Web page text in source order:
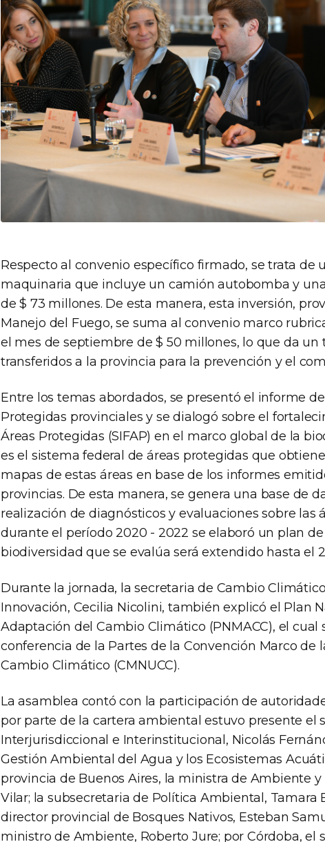
Respecto al convenio específico firmado, se trata de
maquinaria que incluye un camión autobomba y
de $ 73 millones. De esta manera, esta inversión,
Manejo del Fuego, se suma al convenio marco
el mes de septiembre de $ 50 millones, lo que da un
transferidos a la provincia para la prevención y el
Entre los temas abordados, se presentó el informe
Protegidas provinciales y se dialogó sobre el
Áreas Protegidas (SIFAP) en el marco global de la
es el sistema federal de áreas protegidas que
mapas de estas áreas en base de los informes
provincias. De esta manera, se genera una base de
realización de diagnósticos y evaluaciones sobre las
durante el período 2020 - 2022 se elaboró un plan
biodiversidad que se evalúa será extendido hasta el
Durante la jornada, la secretaria de Cambio
Innovación, Cecilia Nicolini, también explicó el Plan
Adaptación del Cambio Climático (PNMACC), el
conferencia de la Partes de la Convención Marco de
Cambio Climático (CMNUCC).
La asamblea contó con la participación de
por parte de la cartera ambiental estuvo presente el
Interjurisdiccional e Interinstitucional, Nicolás
Gestión Ambiental del Agua y los Ecosistemas
provincia de Buenos Aires, la ministra de Ambiente
Vilar; la subsecretaria de Política Ambiental, Tamara
director provincial de Bosques Nativos, Esteban
ministro de Ambiente, Roberto Jure; por Córdoba, el